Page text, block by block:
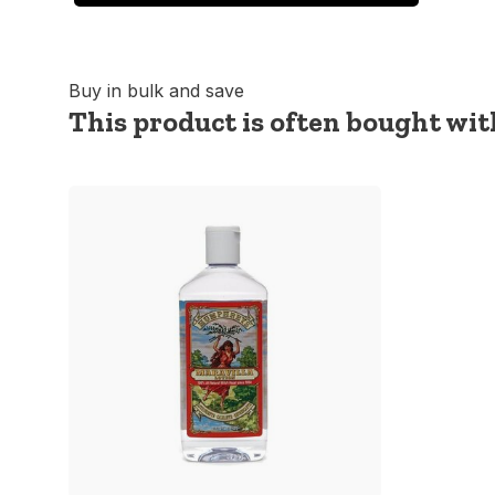
Buy in bulk and save
This product is often bought